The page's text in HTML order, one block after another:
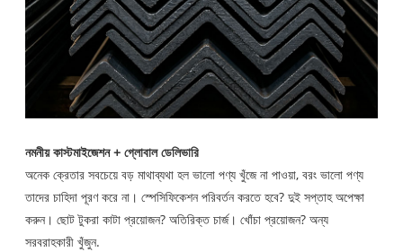
নমনীয় কাস্টমাইজেশন + গ্লোবাল ডেলিভারি
অনেক ক্রেতার সবচেয়ে বড় মাথাব্যথা হল ভালো পণ্য খুঁজে না পাওয়া, বরং ভালো পণ্য
তাদের চাহিদা পূরণ করে না। স্পেসিফিকেশন পরিবর্তন করতে হবে? দুই সপ্তাহ অপেক্ষা
করুন। ছোট টুকরা কাটা প্রয়োজন? অতিরিক্ত চার্জ। খোঁচা প্রয়োজন? অন্য
সরবরাহকারী খুঁজুন.